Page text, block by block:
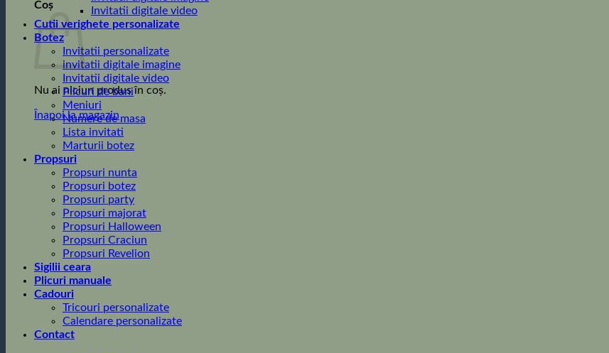
Coș
Nu ai niciun produs în coș.
Înapoi la magazin
Invitatii digitale video
Cutii verighete personalizate
Botez
Invitatii personalizate
invitatii digitale imagine
Invitatii digitale video
Plicuri de bani
Meniuri
Numere de masa
Lista invitati
Marturii botez
Propsuri
Propsuri nunta
Propsuri botez
Propsuri party
Propsuri majorat
Propsuri Halloween
Propsuri Craciun
Propsuri Revelion
Sigilii ceara
Plicuri manuale
Cadouri
Tricouri personalizate
Calendare personalizate
Contact